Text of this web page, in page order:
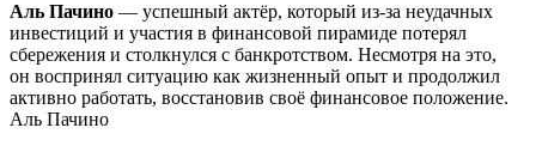
Аль Пачино — успешный актёр, который из-за неудачных
инвестиций и участия в финансовой пирамиде потерял
сбережения и столкнулся с банкротством. Несмотря на это,
он воспринял ситуацию как жизненный опыт и продолжил
активно работать, восстановив своё финансовое положение.
Аль Пачино